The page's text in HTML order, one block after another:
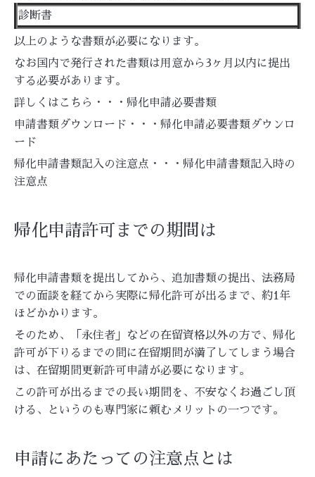
診断書
以上のような書類が必要になります。
なお国内で発行された書類は用意から3ヶ月以内に提出
する必要があります。
詳しくはこちら・・・ 帰化申請必要書類
申請書類ダウンロード・・・ 帰化申請必要書類ダウンロ
ード
帰化申請書類記入の注意点・・・ 帰化申請書類記入時の
注意点
帰化申請許可までの期間は
帰化申請書類を提出してから、追加書類の提出、法務局
での面談を経てから実際に帰化許可が出るまで、約1年
ほどかかります。
そのため、「永住者」などの在留資格以外の方で、帰化
許可が下りるまでの間に在留期間が満了してしまう場合
は、在留期間更新許可申請が必要になります。
この許可が出るまでの長い期間を、不安なくお過ごし頂
ける、というのも専門家に頼むメリットの一つです。
申請にあたっての注意点とは